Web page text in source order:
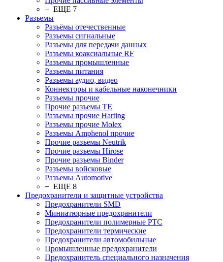
+ ЕЩЕ 7
Разъeмы
Разъёмы отечественные
Разъeмы сигнальные
Разъeмы для передачи данных
Разъeмы коаксиальные RF
Разъeмы промышленные
Разъeмы питания
Разъeмы аудио, видео
Коннекторы и кабельные наконечники
Разъeмы прочие
Прочие разъемы TE
Разъемы прочие Harting
Разъемы прочие Molex
Разъемы Amphenol прочие
Прочие разъемы Neutrik
Прочие разъемы Hirose
Прочие разъемы Binder
Разъемы войсковые
Разъeмы Automotive
+ ЕЩЕ 8
Предохранители и защитные устройства
Предохранители SMD
Миниатюрные предохранители
Предохранители полимерные PTC
Предохранители термические
Предохранители автомобильные
Промышленные предохранители
Предохранитель специального назначения